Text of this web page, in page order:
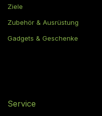
Ziele
Zubehör & Ausrüstung
Gadgets & Geschenke
Service